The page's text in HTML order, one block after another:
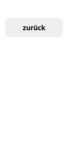
zurück